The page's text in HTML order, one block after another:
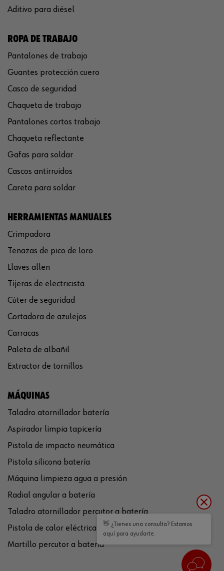
Aditivo para diésel
ROPA DE TRABAJO
Pantalones de trabajo
Guantes protección cuero
Casco de seguridad
Chaqueta de trabajo
Pantalones cortos trabajo
Chaqueta reflectante
Gafas para soldar
Cascos antirruidos
Careta para soldar
HERRAMIENTAS MANUALES
Crimpadora
Tenazas de pico de loro
Llaves allen
Tijeras de electricista
Cúter de seguridad
Cortadora de azulejos
Carracas
Paleta de albañil
Extractor de tornillos
MÁQUINAS
Taladro atornillador batería
Aspirador limpia tapicería
Pistola de impacto neumática
Pistola silicona batería
Máquina limpieza agua a presión
Radial angular a batería
Taladro atornillador percutor a batería
Pistola de calor eléctrica
Martillo percutor a batería
👋 ¿Tienes una consulta? Estamos
aquí para ayudarte.